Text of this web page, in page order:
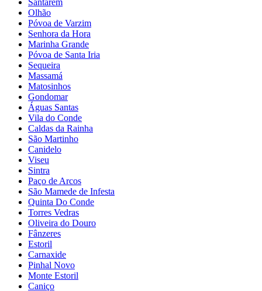
Santarém
Olhão
Póvoa de Varzim
Senhora da Hora
Marinha Grande
Póvoa de Santa Iria
Sequeira
Massamá
Matosinhos
Gondomar
Águas Santas
Vila do Conde
Caldas da Rainha
São Martinho
Canidelo
Viseu
Sintra
Paço de Arcos
São Mamede de Infesta
Quinta Do Conde
Torres Vedras
Oliveira do Douro
Fânzeres
Estoril
Carnaxide
Pinhal Novo
Monte Estoril
Caniço